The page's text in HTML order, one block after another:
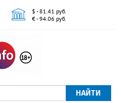
$ - 81.41 руб.
€ - 94.06 руб.
НАЙТИ